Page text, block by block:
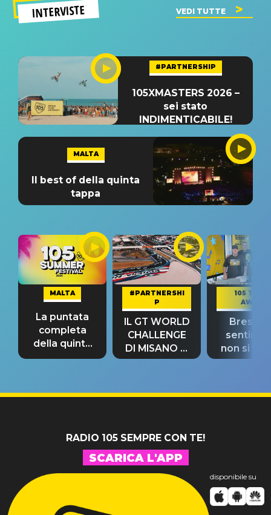
INTERVISTE VEDI TUTTE
#PARTNERSHIP
105XMASTERS 2026 –
sei stato
INDIMENTICABILE!
MALTA
Il best of della quinta
tappa
MALTA
La puntata
completa
della quinta
tappa
#PARTNERSHI
P
IL GT WORLD
CHALLENGE
DI MISANO si
riconferma
105 TAKE
AWAY
Bresh:
non si
fino alla
RADIO 105 SEMPRE CON TE!
SCARICA L'APP
disponibile su